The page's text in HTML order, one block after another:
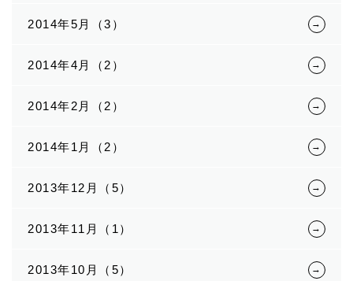
2014年5月（3）
2014年4月（2）
2014年2月（2）
2014年1月（2）
2013年12月（5）
2013年11月（1）
2013年10月（5）